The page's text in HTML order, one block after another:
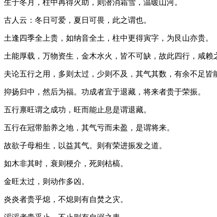
生于冬月，柱中再得火助，则潜消霜雪，温暖山河。
古人云：冬日可爱，夏日可畏，此之谓也。
土逢四季全上贵，如纳音全土，柱中更得寅字，为艮山亦贵。
土能厚载，万物资生，金木水火，皆不可缺，故此四行，咸赖
夫论五行之用，多则太过，少则不及，其气其数，有余不足皆
抑扬归中，然后为福。功成者宜于退藏，将来者贵于荣振。
五行禀旺谓之成功，旺而能止息是谓退藏。
五行在冠带胎养之地，其气亏而未盈，是谓将来。
故欲子母相生，以益其气。则有荣进振发之道。
如木非其时，衰则梗介，死则枯槁。
金旺太过，则动作多凶。
炎炎者贵乎熄，不熄则有自焚之灾。